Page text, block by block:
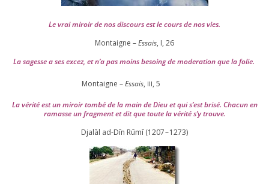
Le vrai miroir de nos dis­cours est le cours de nos vies.
Montaigne –Essais, I, 26
La sagesse a ses excez, et n’a pas moins besoing de mode­ra­tion que la folie.
Montaigne –Essais, III, 5
La véri­té est un miroir tom­bé de la main de Dieu et qui s’est bri­sé. Chacun en
ramasse un frag­ment et dit que toute la véri­té s’y trouve.
Djalāl ad-Dīn Rūmī (1207–1273)